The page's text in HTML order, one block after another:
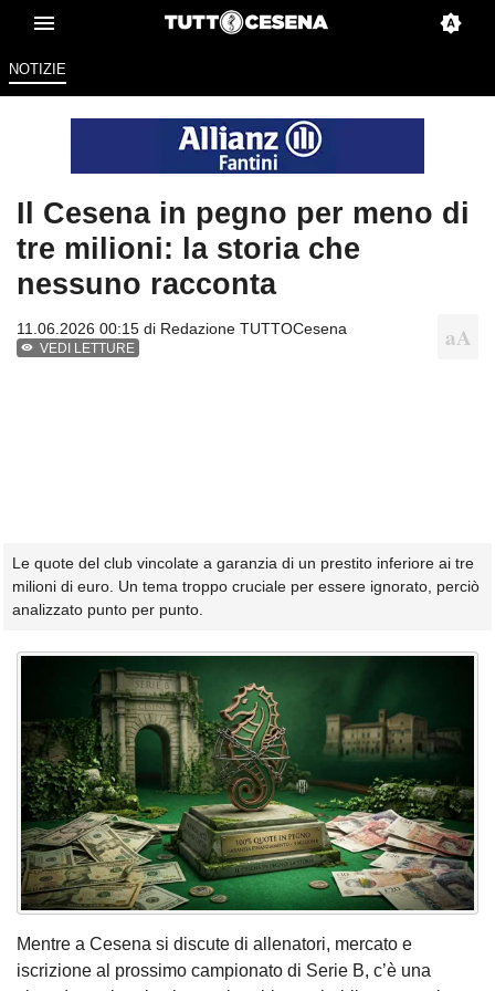
NOTIZIE
Il Cesena in pegno per meno di
tre milioni: la storia che
nessuno racconta
11.06.2026 00:15 di Redazione TUTTOCesena
VEDI LETTURE
Le quote del club vincolate a garanzia di un prestito inferiore ai tre
milioni di euro. Un tema troppo cruciale per essere ignorato, perciò
analizzato punto per punto.
Mentre a Cesena si discute di allenatori, mercato e
iscrizione al prossimo campionato di Serie B, c’è una